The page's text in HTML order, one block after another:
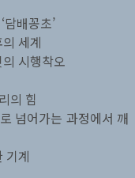
배꽁초’
세계
시행착오
의 힘
넘어가는 과정에서 깨
기계